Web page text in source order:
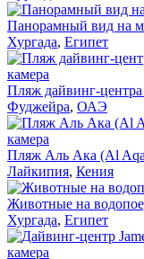
Панорамный вид на
Хургада, Египет
Пляж дайвинг-центра
Фуджейра, ОАЭ
Пляж Аль Ака (Al
Лайкипия, Кения
Животные на
Хургада, Египет